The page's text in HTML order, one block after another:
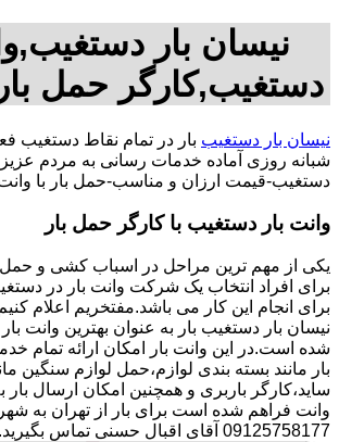
نیسان بار
دستغیب,کارگر حمل
نیسان بار دستغیب بار در تمام نقاط دستغیب
شبانه روزی آماده خدمات رسانی به مردم عزیز
دستغیب-قیمت ارزان و مناسب-حمل بار با
وانت بار دستغیب با کارگر حمل بار
یکی از مهم ترین مراحل در اسباب کشی و
برای افراد انتخاب یک شرکت وانت بار در
برای انجام این کار می باشد.مفتخریم اعلام
نیسان بار دستغیب بار به عنوان بهترین وانت
شده است.در این وانت بار امکان ارائه تمام
بار مانند بسته بندی لوازم،حمل لوازم سنگین
ساید،کارگر باربری و همچنین امکان ارسال بار
وانت فراهم شده است برای بار از تهران به
09125758177 آقای اقبال حسنی تماس بگیرید..